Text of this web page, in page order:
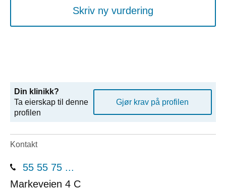
Skriv ny vurdering
Din klinikk?
Ta eierskap til denne
profilen
Gjør krav på profilen
Kontakt
55 55 75 ...
Markeveien 4 C